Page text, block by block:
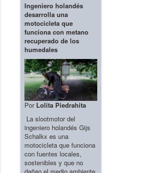
Ingeniero holandés
desarrolla una
motocicleta que
funciona con metano
recuperado de los
humedales
Por Lolita Piedrahita
La slootmotor del
ingeniero holandés Gijs
Schalkx es una
motocicleta que funciona
con fuentes locales,
sostenibles y que no
dañan el medio ambiente